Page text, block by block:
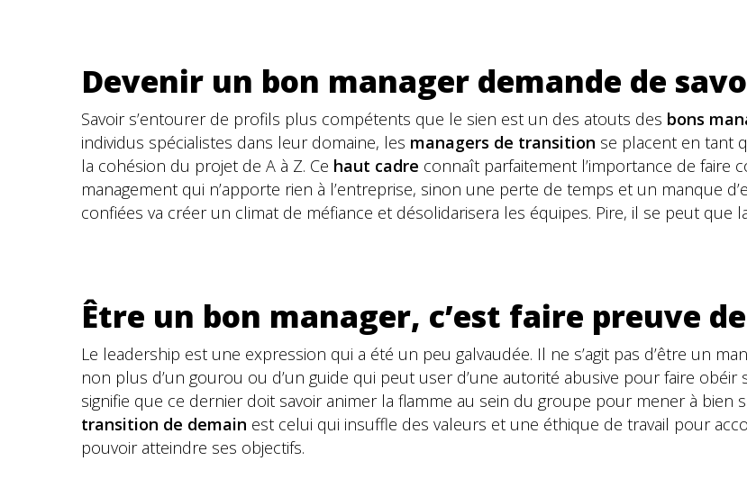
Devenir un bon manager demande de
Savoir s’entourer de profils plus compétents que le sien est un des atouts des bons
individus spécialistes dans leur domaine, les managers de transition se placent en tant
la cohésion du projet de A à Z. Ce haut cadre connaît parfaitement l’importance de faire
management qui n’apporte rien à l’entreprise, sinon une perte de temps et un manque
confiées va créer un climat de méfiance et désolidarisera les équipes. Pire, il se peut que
Être un bon manager, c’est faire preuve
Le leadership est une expression qui a été un peu galvaudée. Il ne s’agit pas d’être un
non plus d’un gourou ou d’un guide qui peut user d’une autorité abusive pour faire
signifie que ce dernier doit savoir animer la flamme au sein du groupe pour mener à bien
transition de demain est celui qui insuffle des valeurs et une éthique de travail pour
pouvoir atteindre ses objectifs.